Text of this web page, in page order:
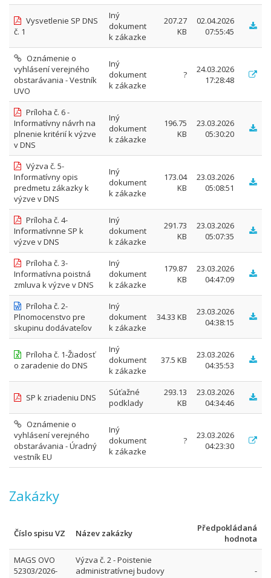
Vysvetlenie SP DNS
č. 1
Iný
dokument
k zákazke
207.27
KB
02.04.2026
07:55:45
Oznámenie o
vyhlásení verejného
obstarávania - Vestník
UVO
Iný
dokument
k zákazke
?
24.03.2026
17:28:48
Príloha č. 6 -
Informatívny návrh na
plnenie kritérií k výzve
v DNS
Iný
dokument
k zákazke
196.75
KB
23.03.2026
05:30:20
Výzva č. 5-
Informatívny opis
predmetu zákazky k
výzve v DNS
Iný
dokument
k zákazke
173.04
KB
23.03.2026
05:08:51
Príloha č. 4-
Informatívnne SP k
výzve v DNS
Iný
dokument
k zákazke
291.73
KB
23.03.2026
05:07:35
Príloha č. 3-
Informatívna poistná
zmluva k výzve v DNS
Iný
dokument
k zákazke
179.87
KB
23.03.2026
04:47:09
Príloha č. 2-
Plnomocenstvo pre
skupinu dodávateľov
Iný
dokument
k zákazke
34.33 KB
23.03.2026
04:38:15
Príloha č. 1-Žiadosť
o zaradenie do DNS
Iný
dokument
k zákazke
37.5 KB
23.03.2026
04:35:53
SP k zriadeniu DNS
Súťažné
podklady
293.13
KB
23.03.2026
04:34:46
Oznámenie o
vyhlásení verejného
obstarávania - Úradný
vestník EU
Iný
dokument
k zákazke
?
23.03.2026
04:23:30
Zakázky
Číslo spisu VZ Název zakázky
Předpokládaná
hodnota
MAGS OVO
52303/2026-
Výzva č. 2 - Poistenie
administratívnej budovy
-